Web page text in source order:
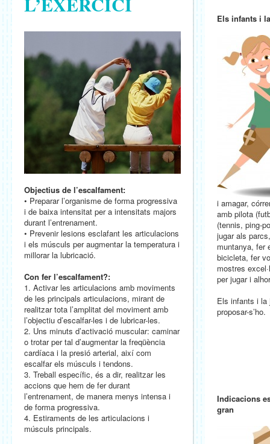
Objectius de l’escalfament:
• Preparar l’organisme de forma progressiva
i de baixa intensitat per a intensitats majors
durant l’entrenament.
• Prevenir lesions esclafant les articulacions
i els músculs per augmentar la temperatura i
millorar la lubricació.
Con fer l’escalfament?:
1. Activar les articulacions amb moviments
de les principals articulacions, mirant de
realitzar tota l’amplitat del moviment amb
l’objectiu d’escalfar-les i de lubricar-les.
2. Uns minuts d’activació muscular: caminar
o trotar per tal d’augmentar la freqüència
cardíaca i la presió arterial, així com
escalfar els músculs i tendons.
3. Treball específic, és a dir, realitzar les
accions que hem de fer durant
l’entrenament, de manera menys intensa i
de forma progressiva.
4. Estiraments de les articulacions i
músculs principals.
Els infants i
i amagar,
amb pilota
(tennis, ping-
jugar als
muntanya, fer
bicicleta, fer
mostres
per jugar i
Els infants i la
proposar-s’ho.
Indicacions
gran